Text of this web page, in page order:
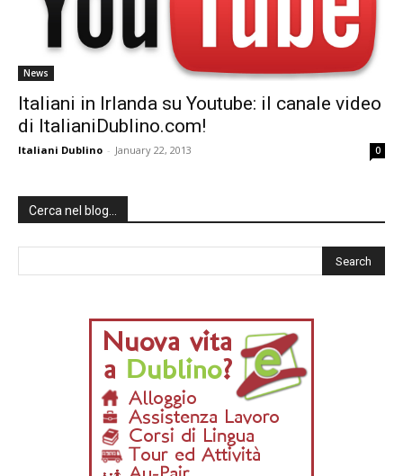
News
Italiani in Irlanda su Youtube: il canale video
di ItalianiDublino.com!
Italiani Dublino - January 22, 2013 0
Cerca nel blog…